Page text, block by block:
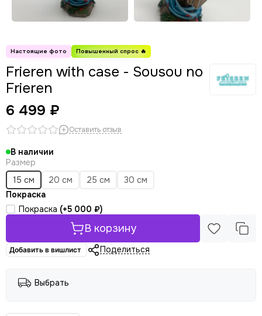
Frieren with case - Sousou no
Frieren
6 499 ₽
Оставить отзыв
В наличии
Размер
15 см
20 см 25 см
30 см
Покраска
Покраска (+5 000 ₽)
В корзину
Добавить в вишлист Поделиться
Выбрать